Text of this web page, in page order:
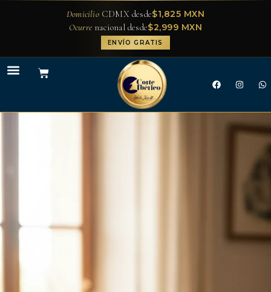
DomicilioCDMX desde$1,825 MXN
Ocurre nacional desde$2,999 MXN
ENVÍO GRATIS